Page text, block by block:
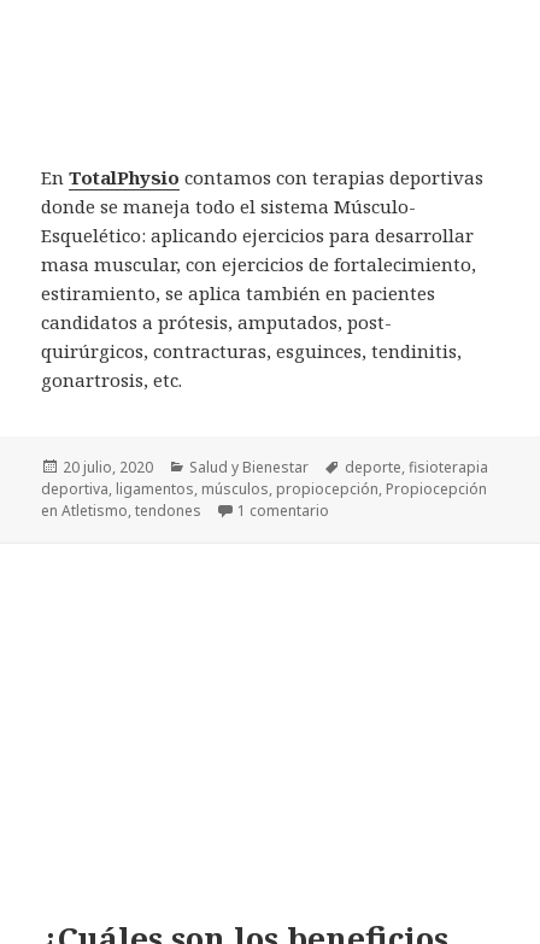
EnTotalPhysio contamos con terapias deportivas
donde se maneja todo el sistema Músculo-
Esquelético: aplicando ejercicios para desarrollar
masa muscular, con ejercicios de fortalecimiento,
estiramiento, se aplica también en pacientes
candidatos a prótesis, amputados, post-
quirúrgicos, contracturas, esguinces, tendinitis,
gonartrosis, etc.
Publicado
el
20 julio, 2020 Categorías
Salud y Bienestar Etiquetas
deporte,fisioterapia
deportiva, ligamentos, músculos, propiocepción, Propiocepción
en Atletismo,tendones 1 comentario